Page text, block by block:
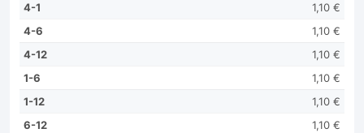
4-1
1,10 €
4-6
1,10 €
4-12
1,10 €
1-6
1,10 €
1-12
1,10 €
6-12
1,10 €